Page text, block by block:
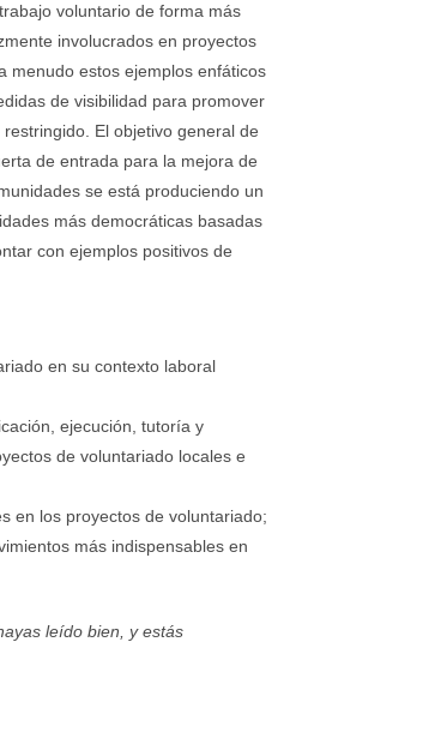
voluntario de forma más
involucrados en proyectos
menudo estos ejemplos enfáticos
de visibilidad para promover
El objetivo general de
de entrada para la mejora de
se está produciendo un
más democráticas basadas
con ejemplos positivos de
en su contexto laboral
ejecución, tutoría y
de voluntariado locales e
en los proyectos de voluntariado;
más indispensables en
leído bien, y estás